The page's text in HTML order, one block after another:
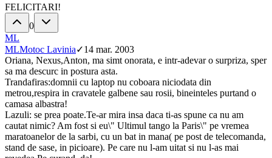
FELICITARI!
0
ML
MLMotoc Lavinia✓14 mar. 2003
Oriana, Nexus,Anton, ma simt onorata, e intr-adevar o surpriza, sper
sa ma descurc in postura asta.
Trandafiras:domnii cu laptop nu coboara niciodata din
metrou,respira in cravatele galbene sau rosii, bineinteles purtand o
camasa albastra!
Lazuli: se prea poate.Te-ar mira insa daca ti-as spune ca nu am
cautat nimic? Am fost si eu\" Ultimul tango la Paris\" pe vremea
maratoanelor de la sarbi, cu un bat in mana( pe post de telecomanda,
stand de sase, in picioare). Pe care nu l-am uitat si nu l-as mai